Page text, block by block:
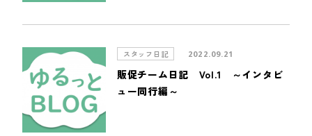
スタッフ日記 2022.09.21
販促チーム日記 Vol.1 ～インタビ
ュー同行編～